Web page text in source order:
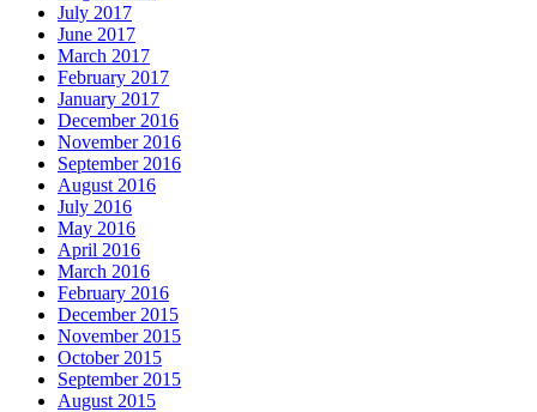
July 2017
June 2017
March 2017
February 2017
January 2017
December 2016
November 2016
September 2016
August 2016
July 2016
May 2016
April 2016
March 2016
February 2016
December 2015
November 2015
October 2015
September 2015
August 2015